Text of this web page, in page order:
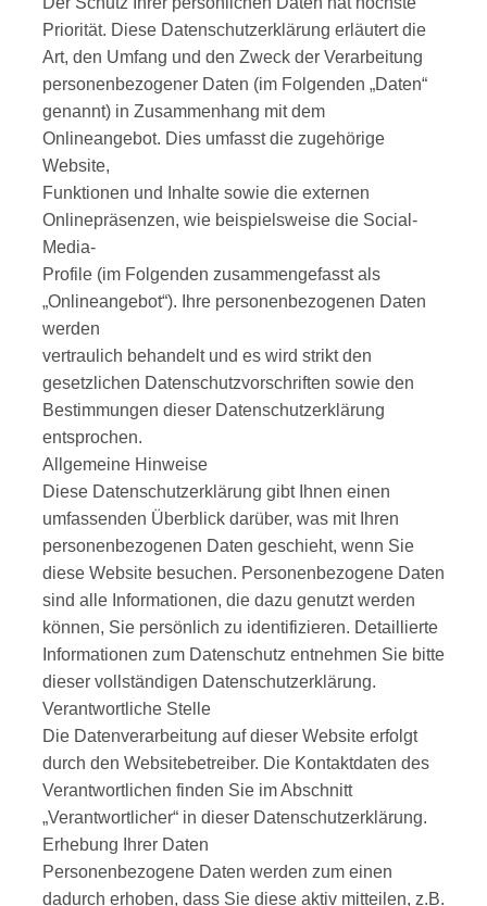
Priorität. Diese Datenschutzerklärung erläutert die
Art, den Umfang und den Zweck der Verarbeitung
personenbezogener Daten (im Folgenden „Daten“
genannt) in Zusammenhang mit dem
Onlineangebot. Dies umfasst die zugehörige
Website,
Funktionen und Inhalte sowie die externen
Onlinepräsenzen, wie beispielsweise die Social-
Media-
Profile (im Folgenden zusammengefasst als
„Onlineangebot“). Ihre personenbezogenen Daten
werden
vertraulich behandelt und es wird strikt den
gesetzlichen Datenschutzvorschriften sowie den
Bestimmungen dieser Datenschutzerklärung
entsprochen.
Allgemeine Hinweise
Diese Datenschutzerklärung gibt Ihnen einen
umfassenden Überblick darüber, was mit Ihren
personenbezogenen Daten geschieht, wenn Sie
diese Website besuchen. Personenbezogene Daten
sind alle Informationen, die dazu genutzt werden
können, Sie persönlich zu identifizieren. Detaillierte
Informationen zum Datenschutz entnehmen Sie bitte
dieser vollständigen Datenschutzerklärung.
Verantwortliche Stelle
Die Datenverarbeitung auf dieser Website erfolgt
durch den Websitebetreiber. Die Kontaktdaten des
Verantwortlichen finden Sie im Abschnitt
„Verantwortlicher“ in dieser Datenschutzerklärung.
Erhebung Ihrer Daten
Personenbezogene Daten werden zum einen
dadurch erhoben, dass Sie diese aktiv mitteilen, z.B.